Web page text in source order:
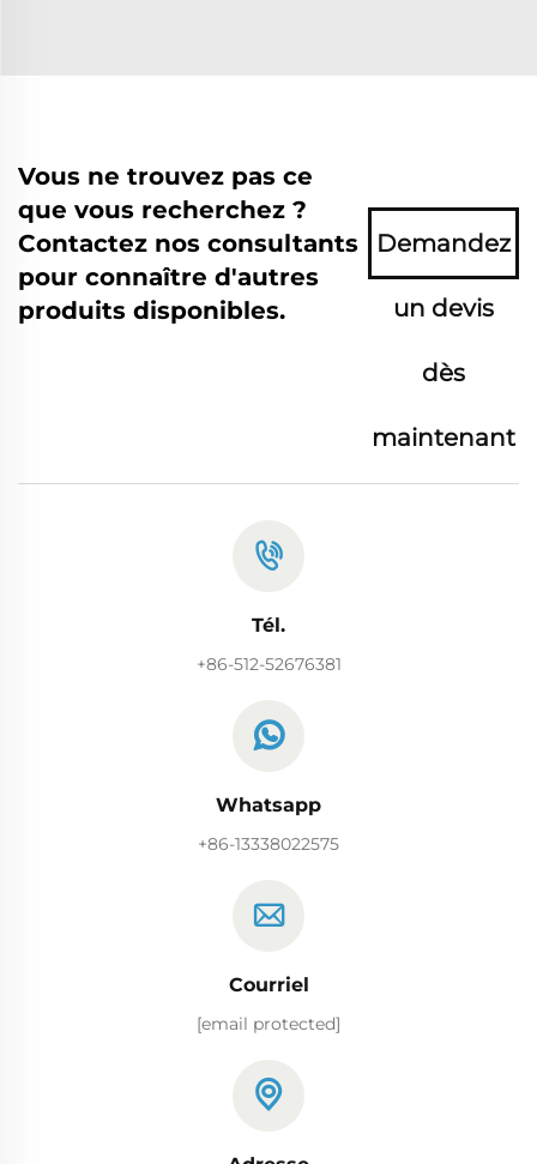
Vous ne trouvez pas ce
que vous recherchez ?
Contactez nos consultants
pour connaître d'autres
produits disponibles.
Demandez
un devis
dès
maintenant
Tél.
+86-512-52676381
Whatsapp
+86-13338022575
Courriel
[email protected]